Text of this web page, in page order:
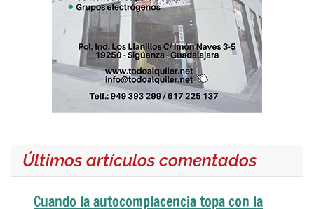
Últimos artículos comentados
Cuando la autocomplacencia topa con la